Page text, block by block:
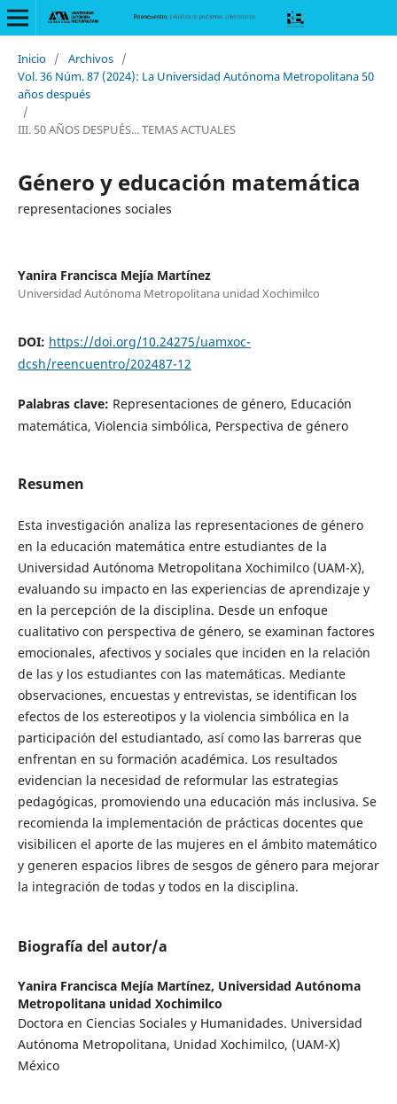
Inicio / Archivos /
Vol. 36 Núm. 87 (2024): La Universidad Autónoma Metropolitana 50
años después
/
III. 50 AÑOS DESPUÉS... TEMAS ACTUALES
Género y educación matemática
representaciones sociales
Yanira Francisca Mejía Martínez
Universidad Autónoma Metropolitana unidad Xochimilco
DOI: https://doi.org/10.24275/uamxoc-
dcsh/reencuentro/202487-12
Palabras clave: Representaciones de género, Educación
matemática, Violencia simbólica, Perspectiva de género
Resumen
Esta investigación analiza las representaciones de género
en la educación matemática entre estudiantes de la
Universidad Autónoma Metropolitana Xochimilco (UAM-X),
evaluando su impacto en las experiencias de aprendizaje y
en la percepción de la disciplina. Desde un enfoque
cualitativo con perspectiva de género, se examinan factores
emocionales, afectivos y sociales que inciden en la relación
de las y los estudiantes con las matemáticas. Mediante
observaciones, encuestas y entrevistas, se identifican los
efectos de los estereotipos y la violencia simbólica en la
participación del estudiantado, así como las barreras que
enfrentan en su formación académica. Los resultados
evidencian la necesidad de reformular las estrategias
pedagógicas, promoviendo una educación más inclusiva. Se
recomienda la implementación de prácticas docentes que
visibilicen el aporte de las mujeres en el ámbito matemático
y generen espacios libres de sesgos de género para mejorar
la integración de todas y todos en la disciplina.
Biografía del autor/a
Yanira Francisca Mejía Martínez, Universidad Autónoma
Metropolitana unidad Xochimilco
Doctora en Ciencias Sociales y Humanidades. Universidad
Autónoma Metropolitana, Unidad Xochimilco, (UAM-X)
México